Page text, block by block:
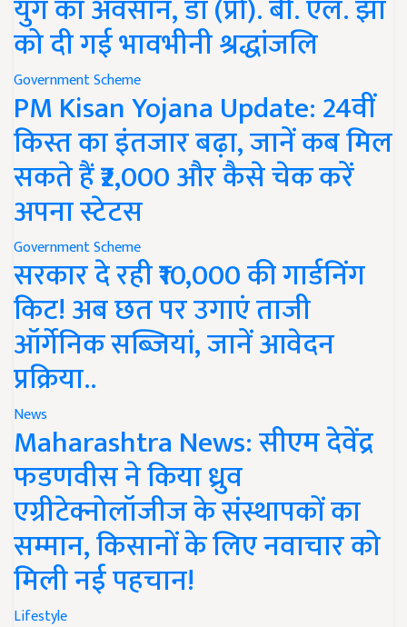
युग का अवसान, डॉ (प्रो). बी. एल. झा
को दी गई भावभीनी श्रद्धांजलि
Government Scheme
PM Kisan Yojana Update: 24वीं
किस्त का इंतजार बढ़ा, जानें कब मिल
सकते हैं ₹2,000 और कैसे चेक करें
अपना स्टेटस
Government Scheme
सरकार दे रही ₹10,000 की गार्डनिंग
किट! अब छत पर उगाएं ताजी
ऑर्गेनिक सब्जियां, जानें आवेदन
प्रक्रिया..
News
Maharashtra News: सीएम देवेंद्र
फडणवीस ने किया ध्रुव
एग्रीटेक्नोलॉजीज के संस्थापकों का
सम्मान, किसानों के लिए नवाचार को
मिली नई पहचान!
Lifestyle